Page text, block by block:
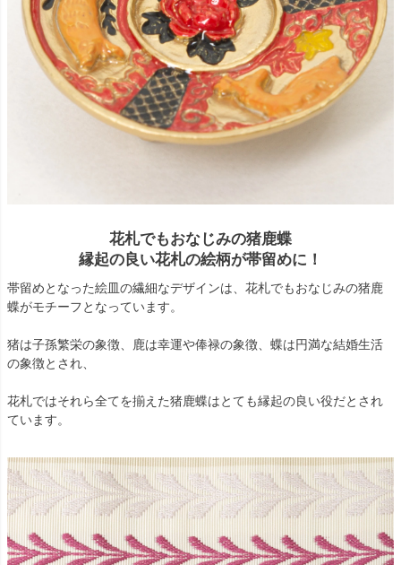
花札でもおなじみの猪鹿蝶
縁起の良い花札の絵柄が帯留めに！
帯留めとなった絵皿の繊細なデザインは、花札でもおなじみの猪鹿
蝶がモチーフとなっています。
猪は子孫繁栄の象徴、鹿は幸運や俸禄の象徴、蝶は円満な結婚生活
の象徴とされ、
花札ではそれら全てを揃えた猪鹿蝶はとても縁起の良い役だとされ
ています。